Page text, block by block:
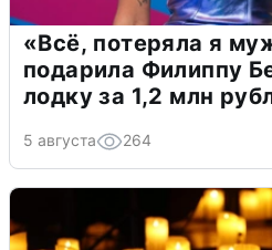
«Всё, потеряла я
подарила Филиппу
лодку за 1,2 млн
5 августа 264